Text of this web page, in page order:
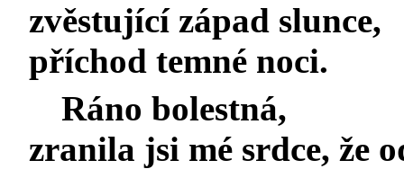
zvěstující západ slunce,
příchod temné noci.
Ráno bolestná,
zranila jsi mé srdce, že